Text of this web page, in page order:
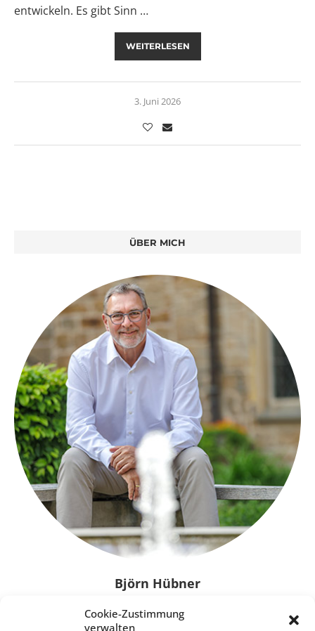
Cookie-Zustimmung
verwalten
entwickeln. Es gibt Sinn …
WEITERLESEN
3. Juni 2026
ÜBER MICH
Björn Hübner
„Mit meiner Arbeit initiiere und begleite ich das